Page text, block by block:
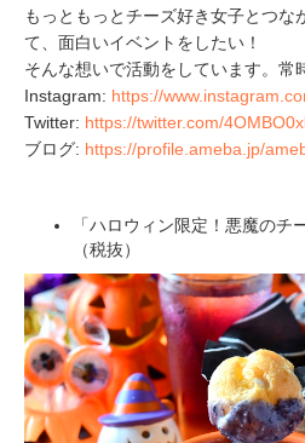
もっともっとチーズ好き女子とつな
て、面白いイベントをしたい！
そんな想いで活動をしています。常
Instagram: https://
Twitter: https://twitter.com/
ブログ: https://profile.ameba.jp/
「ハロウィン限定！悪魔のチ
（税抜）